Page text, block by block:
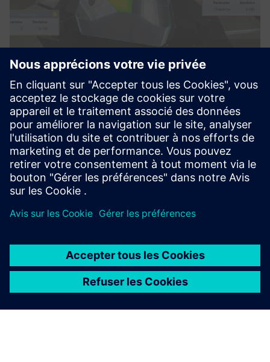
M3MH
M3MH features three key functionalities to maximize the
performance of machining centers: machine verification,
part set-up and iterative alignments, and in-process
measurement.
En savoir plus